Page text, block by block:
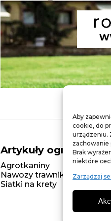
Aby
cookie, do
urządzeniu.
zachowanie
Brak
niektóre
Zarządzaj
Artykuły ogrodnicze
Agrotkaniny
Nawozy trawnikowe
Siatki na krety